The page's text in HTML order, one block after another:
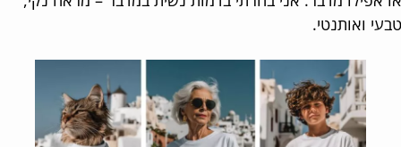
ואותנטי.